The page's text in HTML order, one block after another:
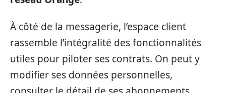
À côté de la messagerie, l’espace client
rassemble l’intégralité des fonctionnalités
utiles pour piloter ses contrats. On peut y
modifier ses données personnelles,